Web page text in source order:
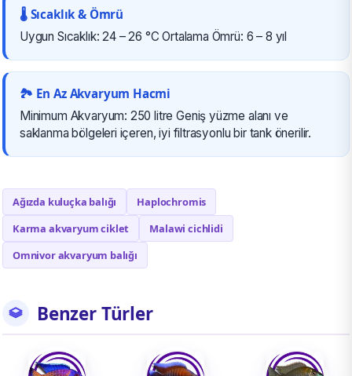
🌡️ Sıcaklık & Ömrü
Uygun Sıcaklık: 24 – 26 °C Ortalama Ömrü: 6 – 8 yıl
🏞️ En Az Akvaryum Hacmi
Minimum Akvaryum: 250 litre Geniş yüzme alanı ve
saklanma bölgeleri içeren, iyi filtrasyonlu bir tank önerilir.
Ağızda kuluçka balığı
Haplochromis
Karma akvaryum ciklet
Malawi cichlidi
Omnivor akvaryum balığı
Benzer Türler